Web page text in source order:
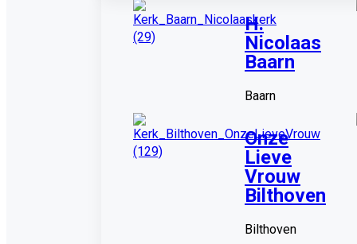
H.
Nicolaas
Baarn
Baarn
Onze
Lieve
Vrouw
Bilthoven
Bilthoven